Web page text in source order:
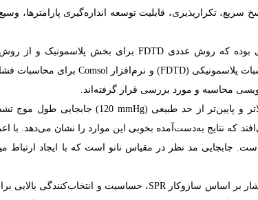
سریع، تکرارپذیری، قابلیت توسعه اندازه‌گیری پارامترها، وسیع
بوده که روش عددی FDTD برای بخش پلاسمونیک و از روش
پلاسمونیکی (FDTD
) و نرم‌افزار Comsolبرای محاسبات
محاسبه و مورد بررسی قرار گرفته‌اند.
و پایین‌تر از حد طبیعی (mmHg
120) جابجایی طول موج
700 نانومتر اتفاق می‌افتد که نتایج به‌دست‌آمده بخوبی این موارد را نشان
جابجایی مد نظر در مقیاس نانو است که با ایجاد ارتباط
بر اساس سازوکار SPR، حساسیت و انتخاب‌کنند‌گی بالایی